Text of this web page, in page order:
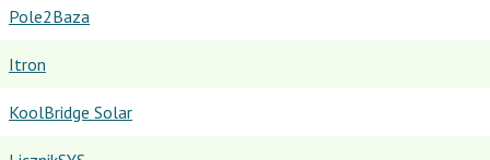
Pole2Baza
Itron
KoolBridge Solar